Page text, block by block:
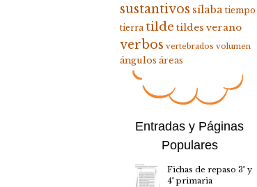
sustantivos sílaba tiempo
tierra tilde tildes verano
verbos vertebrados volumen
ángulos áreas
Entradas y Páginas
Populares
Fichas de repaso 3º y
4º primaria